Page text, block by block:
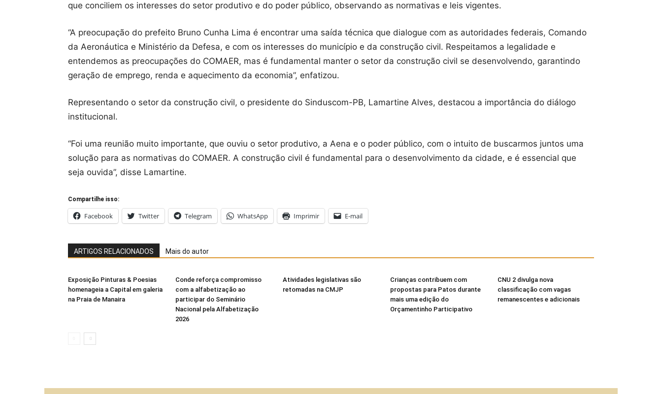
que conciliem os interesses do setor produtivo e do poder público, observando as normativas e leis vigentes.
“A preocupação do prefeito Bruno Cunha Lima é encontrar uma saída técnica que dialogue com as autoridades federais, Comando
da Aeronáutica e Ministério da Defesa, e com os interesses do município e da construção civil. Respeitamos a legalidade e
entendemos as preocupações do COMAER, mas é fundamental manter o setor da construção civil se desenvolvendo, garantindo
geração de emprego, renda e aquecimento da economia”, enfatizou.
Representando o setor da construção civil, o presidente do Sinduscom-PB, Lamartine Alves, destacou a importância do diálogo
institucional.
“Foi uma reunião muito importante, que ouviu o setor produtivo, a Aena e o poder público, com o intuito de buscarmos juntos uma
solução para as normativas do COMAER. A construção civil é fundamental para o desenvolvimento da cidade, e é essencial que
seja ouvida”, disse Lamartine.
Compartilhe isso:
Facebook Twitter Telegram WhatsApp Imprimir E-mail
ARTIGOS RELACIONADOS Mais do autor
Exposição Pinturas & Poesias
homenageia a Capital em galeria
na Praia de Manaira
Conde reforça compromisso
com a alfabetização ao
participar do Seminário
Nacional pela Alfabetização
2026
Atividades legislativas são
retomadas na CMJP
Crianças contribuem com
propostas para Patos durante
mais uma edição do
Orçamentinho Participativo
CNU 2 divulga nova
classificação com vagas
remanescentes e adicionais